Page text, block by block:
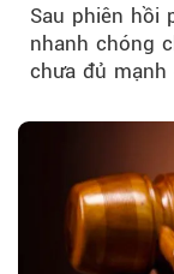
Sau phiên hồi
nhanh chóng
chưa đủ